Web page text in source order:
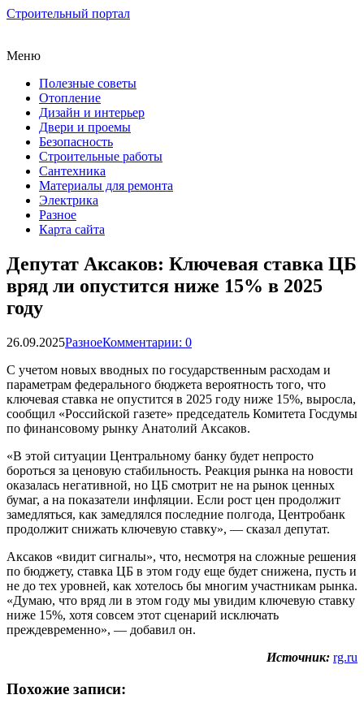
Строительный портал
Меню
Полезные советы
Отопление
Дизайн и интерьер
Двери и проемы
Безопасность
Строительные работы
Сантехника
Материалы для ремонта
Электрика
Разное
Карта сайта
Депутат Аксаков: Ключевая ставка ЦБ
вряд ли опустится ниже 15% в 2025
году
26.09.2025РазноеКомментарии: 0
С учетом новых вводных по государственным расходам и
параметрам федерального бюджета вероятность того, что
ключевая ставка не опустится в 2025 году ниже 15%, выросла,
сообщил «Российской газете» председатель Комитета Госдумы
по финансовому рынку Анатолий Аксаков.
«В этой ситуации Центральному банку будет непросто
бороться за ценовую стабильность. Реакция рынка на новости
оказалась негативной, но ЦБ смотрит не на рынок ценных
бумаг, а на показатели инфляции. Если рост цен продолжит
замедляться, как замедлялся последние полгода, Центробанк
продолжит снижать ключевую ставку», — сказал депутат.
Аксаков «видит сигналы», что, несмотря на сложные решения
по бюджету, ставка ЦБ в этом году еще будет снижена, пусть и
не до тех уровней, как хотелось бы многим участникам рынка.
«Думаю, что вряд ли в этом году мы увидим ключевую ставку
ниже 15%, хотя совсем этот сценарий исключать
преждевременно», — добавил он.
Источник: rg.ru
Похожие записи: